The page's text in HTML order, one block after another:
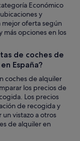
Económico
y
mejor oferta según
opciones en los
de coches de
España?
coches de alquiler
los precios de
Los precios
de recogida y
un vistazo a otros
de alquiler en